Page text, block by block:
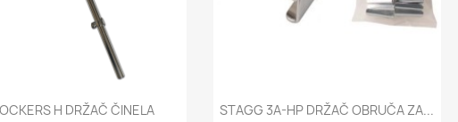
Brzi pregled
H DRŽAČ ČINELA Brzi pregled
STAGG 3A-HP DRŽAČ OBRUČA ZA...